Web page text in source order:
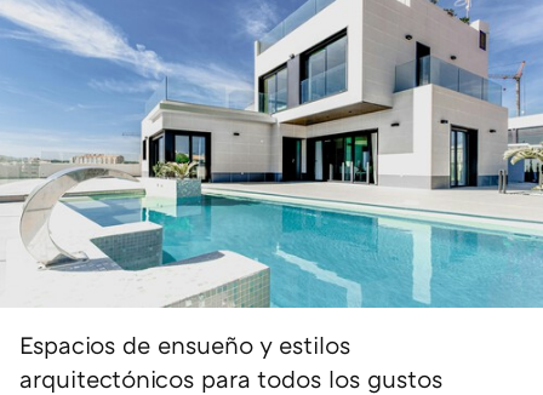
Espacios de ensueño y estilos
arquitectónicos para todos los gustos